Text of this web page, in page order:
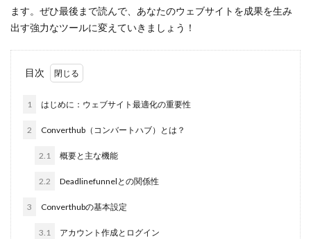
ます。ぜひ最後まで読んで、あなたのウェブサイトを成果を生み
出す強力なツールに変えていきましょう！
目次
1 はじめに：ウェブサイト最適化の重要性
2 Converthub（コンバートハブ）とは？
2.1 概要と主な機能
2.2 Deadlinefunnelとの関係性
3 Converthubの基本設定
3.1 アカウント作成とログイン